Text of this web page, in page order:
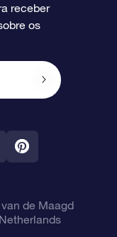
receber
os
de Maagd